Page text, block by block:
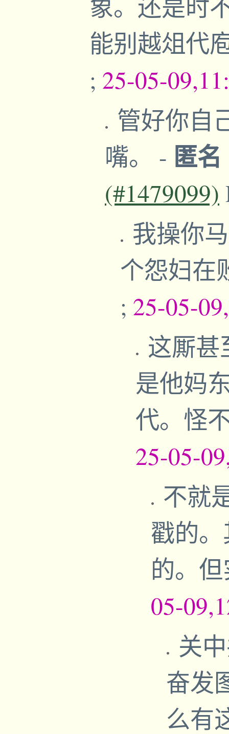
能别越俎代
; 25-05-
管好你自
嘴。 - 匿名
(#1479099)
我操你
个怨妇在
; 25-05-
这厮甚
是他妈
代。怪
25-05-
不就
戳的
的。
05-
关
奋发
么有